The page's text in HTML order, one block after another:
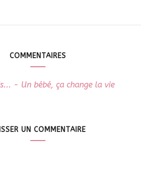
COMMENTAIRES
- Un bébé, ça change la vie
UN COMMENTAIRE